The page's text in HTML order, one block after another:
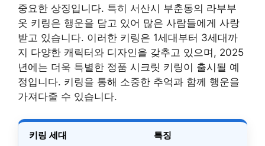
중요한 상징입니다. 특히 서산시 부춘동의 라부부
옷 키링은 행운을 담고 있어 많은 사람들에게 사랑
받고 있습니다. 이러한 키링은 1세대부터 3세대까
지 다양한 캐릭터와 디자인을 갖추고 있으며, 2025
년에는 더욱 특별한 정품 시크릿 키링이 출시될 예
정입니다. 키링을 통해 소중한 추억과 함께 행운을
가져다줄 수 있습니다.
키링 세대 특징